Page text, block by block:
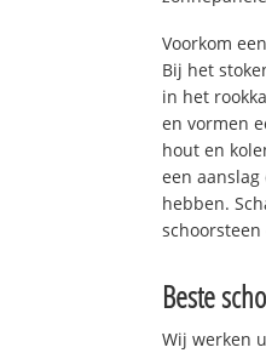
Voorkom
Bij het
in het
en vormen
hout en
een
hebben.
Beste
Wij werken